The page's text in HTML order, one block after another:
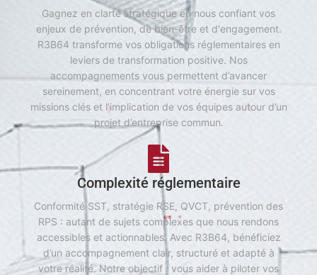
Gagnez en clarté stratégique en nous confiant vos
enjeux de prévention, de bien-être et d'engagement.
R3B64 transforme vos obligations réglementaires en
leviers de transformation positive. Nos
accompagnements vous permettent d’avancer
sereinement, en concentrant votre énergie sur vos
missions clés et l’implication de vos équipes autour d’un
projet d’entreprise commun.
Complexité réglementaire
Conformité SST, stratégie RSE, QVCT, prévention des
RPS : autant de sujets complexes que nous rendons
accessibles et actionnables. Avec R3B64, bénéficiez
d’un accompagnement clair, structuré et adapté à
votre réalité. Notre objectif : vous aider à piloter vos